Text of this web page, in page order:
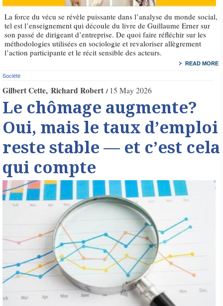
La force du vécu se révèle puissante dans l’analyse du monde social,
tel est l’enseignement qui découle du livre de Guillaume Erner sur
son passé de dirigeant d’entreprise. De quoi faire réfléchir sur les
méthodologies utilisées en sociologie et revaloriser allègrement
l’action participante et le récit sensible des acteurs.
READ MORE
Société
Gilbert Cette Richard Robert 15 May 2026
Le chômage augmente?
Oui, mais le taux d’emploi
reste stable — et c’est cela
qui compte